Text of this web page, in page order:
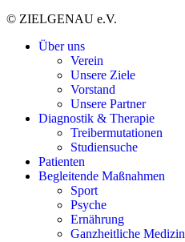
© ZIELGENAU e.V.
Über uns
Verein
Unsere Ziele
Vorstand
Unsere Partner
Diagnostik & Therapie
Treibermutationen
Studiensuche
Patienten
Begleitende Maßnahmen
Sport
Psyche
Ernährung
Ganzheitliche Medizin